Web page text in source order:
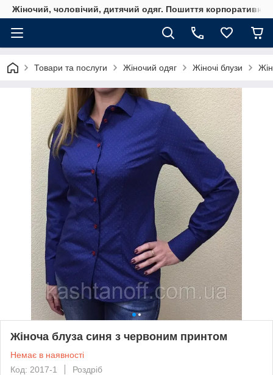
Жіночий, чоловічий, дитячий одяг. Пошиття
Товари та послуги Жіночий одяг Жіночі блузи
Жіноча блуза синя з червоним принтом
Немає в наявності
Код: 2017-1
Роздріб